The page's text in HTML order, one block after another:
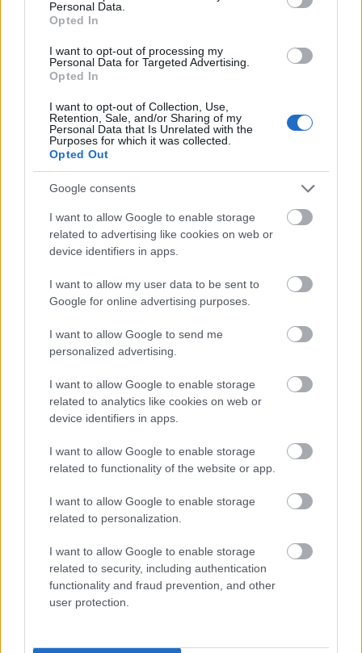
Personal Data.
Opted In
I want to opt-out of processing my
Personal Data for Targeted Advertising.
Opted In
I want to opt-out of Collection, Use,
Retention, Sale, and/or Sharing of my
Personal Data that Is Unrelated with the
Purposes for which it was collected.
Opted Out
Google consents
I want to allow Google to enable storage
related to advertising like cookies on web or
device identifiers in apps.
I want to allow my user data to be sent to
Google for online advertising purposes.
I want to allow Google to send me
personalized advertising.
I want to allow Google to enable storage
related to analytics like cookies on web or
device identifiers in apps.
I want to allow Google to enable storage
related to functionality of the website or app.
I want to allow Google to enable storage
related to personalization.
I want to allow Google to enable storage
related to security, including authentication
functionality and fraud prevention, and other
user protection.
Studien ergaben, dass die Zugabe von
Bockshornkleesamenpulver zu Mahlzeiten den
Versuchen Sie, beim Backen einen Teil des
ersetzen. Dies kann helfen, Blutzuckerspitzen nach
dem Essen zu vermeiden. Menschen, die
Bockshornklee einnahmen, reduzierten außerdem
Körperfett und verbesserten so ihre
Blutzuckerkontrolle.
Bockshornklee ist eine hervorragende Ergänzung
der Ernährung zur besseren Diabeteskontrolle. Er
trägt dazu bei, den Blutzuckerspiegel stabil zu
Mögliche Appetitkontrolle durch
Bockshornklee
Erste Studien deuten darauf hin, dass
Bockshornklee den Appetit zügeln kann. Dies
könnte beim Abnehmen helfen. Der hohe
Ballaststoffgehalt von Bockshornklee kann dazu
beitragen, dass man sich länger satt fühlt.
Dieses Sättigungsgefühl kann dazu führen, dass
man weniger isst. Für alle, die abnehmen möchten,
ist das sehr hilfreich.
Dennoch sind weitere Forschungen nötig, um diese
Ergebnisse zu bestätigen. Erkenntnisse darüber, wie
Bockshornklee den Appetit beeinflusst, könnten
mehr über seine Vorteile bei der Gewichtskontrolle